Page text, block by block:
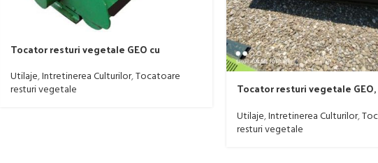
Tocator resturi vegetale GEO cu
cardan, 40-80 CP
Utilaje,Intretinerea Culturilor,Tocatoare
resturi vegetale
Tocator resturi vegetale
produs nou, matricola 2020,
Utilaje,Intretinerea Culturilor,
resturi vegetale